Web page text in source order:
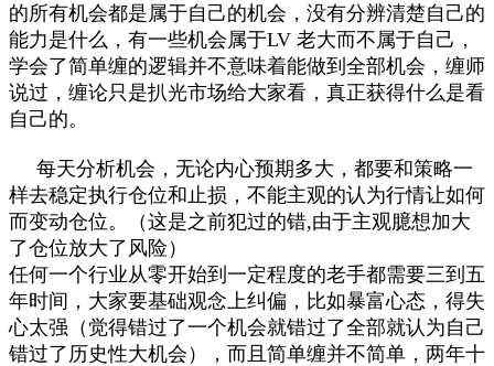
的所有机会都是属于自己的机会，没有分辨清楚自己的
能力是什么，有一些机会属于LV 老大而不属于自己，
学会了简单缠的逻辑并不意味着能做到全部机会，缠师
说过，缠论只是扒光市场给大家看，真正获得什么是看
自己的。
每天分析机会，无论内心预期多大，都要和策略一
样去稳定执行仓位和止损，不能主观的认为行情让如何
而变动仓位。（这是之前犯过的错,由于主观臆想加大
了仓位放大了风险）
任何一个行业从零开始到一定程度的老手都需要三到五
年时间，大家要基础观念上纠偏，比如暴富心态，得失
心太强（觉得错过了一个机会就错过了全部就认为自己
错过了历史性大机会），而且简单缠并不简单，两年十